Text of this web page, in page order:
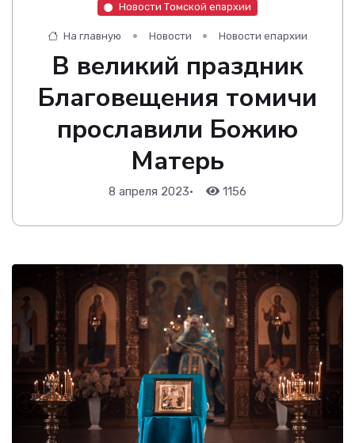
Новости Томской епархии
На главную Новости Новости епархии
В великий праздник
Благовещения томичи
прославили Божию
Матерь
8 апреля 2023• 1156